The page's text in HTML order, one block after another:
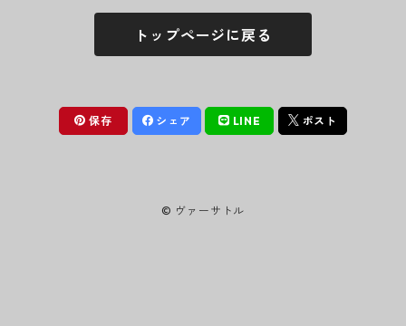
MICHAEL JACKSON
MY CHEMICAL ROMANCE
パンツ・ズボン
フィギュア
トップページに戻る
保存 シェア LINE ポスト
© ヴァーサトル